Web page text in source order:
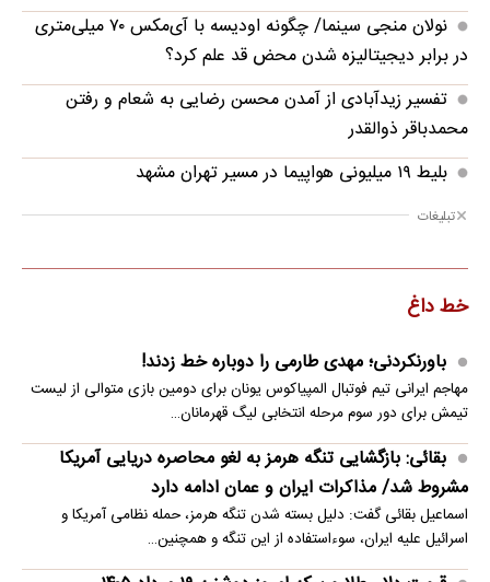
نولان منجی سینما/ چگونه اودیسه با آی‌مکس ۷۰ میلی‌متری
در برابر دیجیتالیزه شدن محض قد علم کرد؟
تفسیر زیدآبادی از آمدن محسن رضایی به شعام و رفتن
محمدباقر ذوالقدر
بلیط ۱۹ میلیونی هواپیما در مسیر تهران مشهد‌
تبلیغات
خط داغ
باورنکردنی؛ مهدی طارمی را دوباره خط زدند!
مهاجم ایرانی تیم فوتبال المپیاکوس یونان برای دومین بازی متوالی از لیست
تیمش برای دور سوم مرحله انتخابی لیگ قهرمانان…
بقائی: بازگشایی تنگه هرمز به لغو محاصره دریایی آمریکا
مشروط شد/ مذاکرات ایران و عمان ادامه دارد
اسماعیل بقائی گفت: دلیل بسته شدن تنگه هرمز، حمله نظامی آمریکا و
اسرائیل علیه ایران، سوءاستفاده از این تنگه و همچنین…